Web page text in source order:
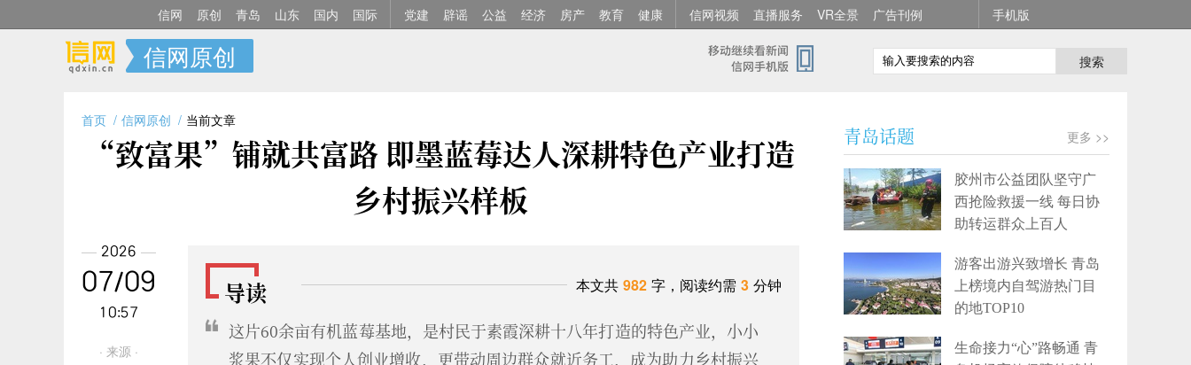
信网 原创 青岛 山东 国内 国际 党建 辟谣 公益 经济 房产 教育 健康 信网视频 直播服务 VR全景 广告刊例 手机版
信网原创 搜索
首页 信网原创 当前文章
“致富果”铺就共富路 即墨蓝莓达人深耕特色产业打造
乡村振兴样板
2026
07/09
10:57
· 来源 ·
导读 本文共 982 字，阅读约需 3 分钟
这片60余亩有机蓝莓基地，是村民于素霞深耕十八年打造的特色产业，小小
浆果不仅实现个人创业增收，更带动周边群众就近务工，成为助力乡村振兴
青岛话题 更多 >>
胶州市公益团队坚守广
西抢险救援一线 每日协
助转运群众上百人
游客出游兴致增长 青岛
上榜境内自驾游热门目
的地TOP10
生命接力“心”路畅通 青